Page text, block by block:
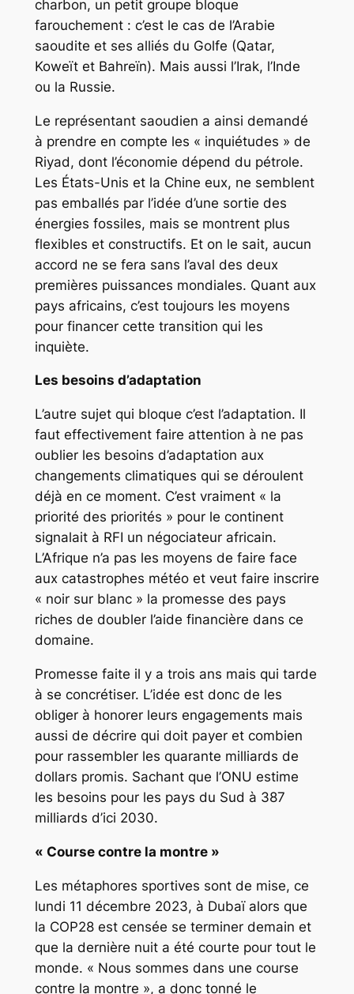
charbon, un petit groupe bloque
farouchement : c’est le cas de l’Arabie
saoudite et ses alliés du Golfe (Qatar,
Koweït et Bahreïn). Mais aussi l’Irak, l’Inde
ou la Russie.
Le représentant saoudien a ainsi demandé
à prendre en compte les « inquiétudes » de
Riyad, dont l’économie dépend du pétrole.
Les États-Unis et la Chine eux, ne semblent
pas emballés par l’idée d’une sortie des
énergies fossiles, mais se montrent plus
flexibles et constructifs. Et on le sait, aucun
accord ne se fera sans l’aval des deux
premières puissances mondiales. Quant aux
pays africains, c’est toujours les moyens
pour financer cette transition qui les
inquiète.
Les besoins d’adaptation
L’autre sujet qui bloque c’est l’adaptation. Il
faut effectivement faire attention à ne pas
oublier les besoins d’adaptation aux
changements climatiques qui se déroulent
déjà en ce moment. C’est vraiment « la
priorité des priorités » pour le continent
signalait à RFI un négociateur africain.
L’Afrique n’a pas les moyens de faire face
aux catastrophes météo et veut faire inscrire
« noir sur blanc » la promesse des pays
riches de doubler l’aide financière dans ce
domaine.
Promesse faite il y a trois ans mais qui tarde
à se concrétiser. L’idée est donc de les
obliger à honorer leurs engagements mais
aussi de décrire qui doit payer et combien
pour rassembler les quarante milliards de
dollars promis. Sachant que l’ONU estime
les besoins pour les pays du Sud à 387
milliards d’ici 2030.
« Course contre la montre »
Les métaphores sportives sont de mise, ce
lundi 11 décembre 2023, à Dubaï alors que
la COP28 est censée se terminer demain et
que la dernière nuit a été courte pour tout le
monde. « Nous sommes dans une course
contre la montre », a donc tonné le